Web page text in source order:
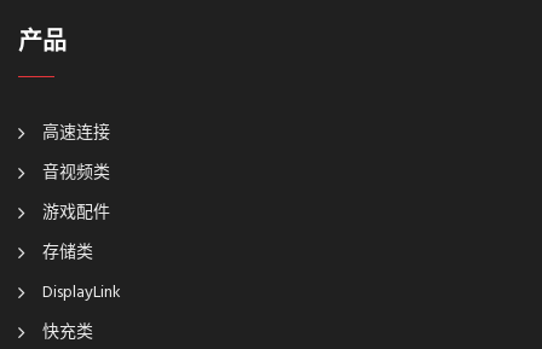
产品
高速连接
音视频类
游戏配件
存储类
DisplayLink
快充类